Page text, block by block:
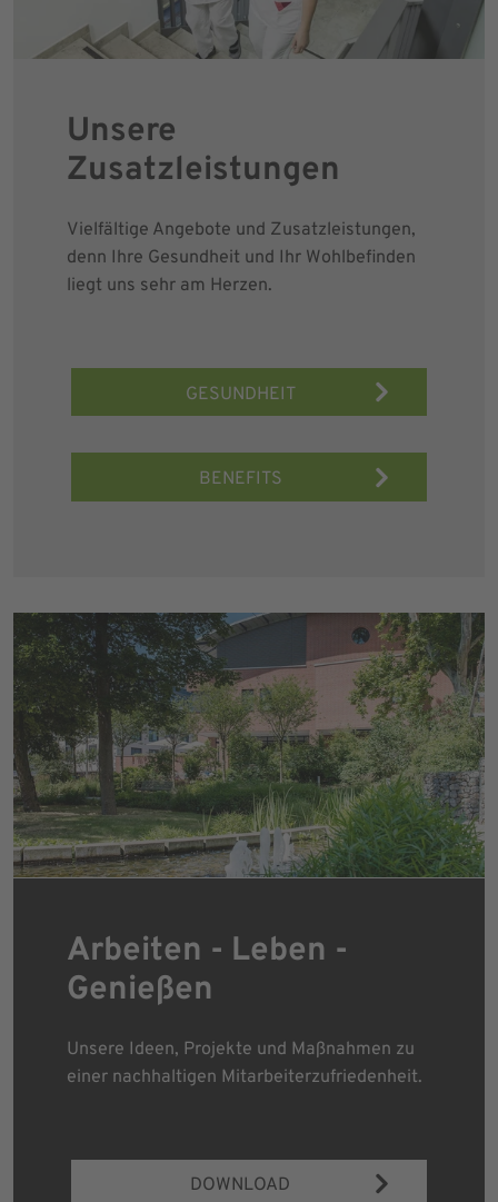
Unsere
Zusatzleistungen
Vielfältige Angebote und Zusatzleistungen,
denn Ihre Gesundheit und Ihr Wohlbefinden
liegt uns sehr am Herzen.
GESUNDHEIT
BENEFITS
Arbeiten - Leben -
Genießen
Unsere Ideen, Projekte und Maßnahmen zu
einer nachhaltigen Mitarbeiterzufriedenheit.
DOWNLOAD